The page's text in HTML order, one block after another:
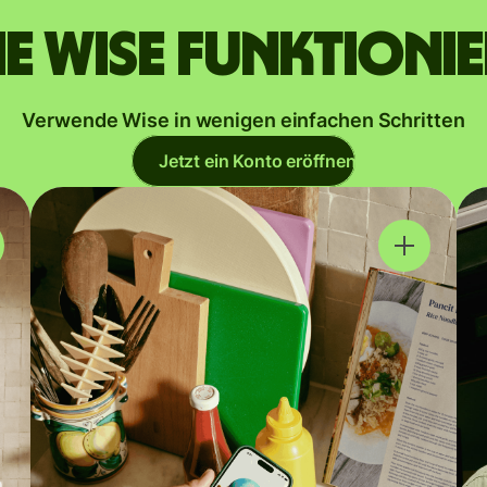
Wise
Verwende Wise in wenigen einfachen Schritten
Jetzt ein Konto eröffnen